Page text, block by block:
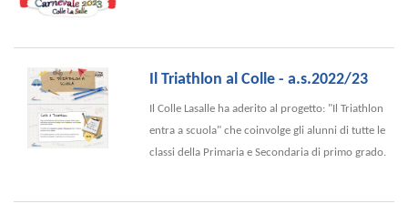
Il Triathlon al Colle - a.s.2022/23
Il Colle Lasalle ha aderito al progetto: "Il Triathlon
entra a scuola" che coinvolge gli alunni di tutte le
classi della Primaria e Secondaria di primo grado.